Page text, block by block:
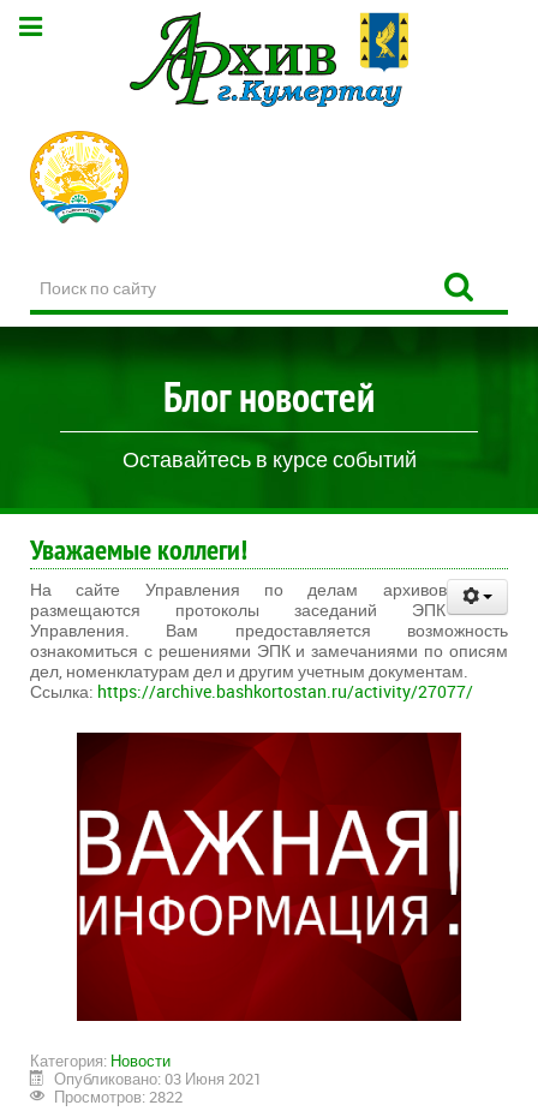
по
сайту
Блог новостей
Оставайтесь в курсе событий
Уважаемые коллеги!
На сайте Управления по делам архивов
размещаются протоколы заседаний ЭПК
Управления. Вам предоставляется возможность
ознакомиться с решениями ЭПК и замечаниями по описям
дел, номенклатурам дел и другим учетным документам.
Ссылка: https://archive.bashkortostan.ru/activity/27077/
Категория: Новости
Опубликовано: 03 Июня 2021
Просмотров: 2822